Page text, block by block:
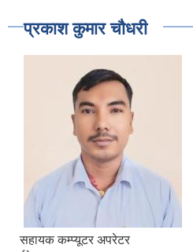
प्रकाश कुमार चाैधरी
सहायक कम्प्यूटर अपरेटर